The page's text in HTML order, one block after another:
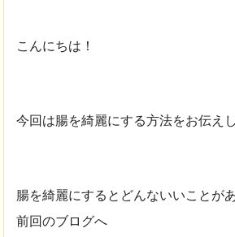
こんにちは！
今回は腸を綺麗にする方法をお伝え
腸を綺麗にするとどんないいことが
前回のブログへ